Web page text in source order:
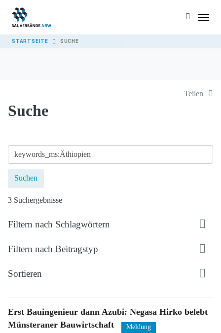
YOU ARE HERE:
STARTSEITE SUCHE
Teilen
Suche
3 Suchergebnisse
Filtern nach Schlagwörtern
Filtern nach Beitragstyp
Sortieren
Erst Bauingenieur dann Azubi: Negasa Hirko belebt
Münsteraner Bauwirtschaft
Meldung